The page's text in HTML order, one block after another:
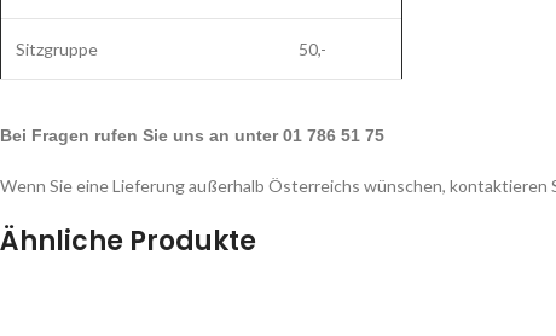
Sitzgruppe 50,-
Bei Fragen rufen Sie uns an unter 01 786 51 75
Wenn Sie eine Lieferung außerhalb Österreichs wünschen,
Ähnliche Produkte